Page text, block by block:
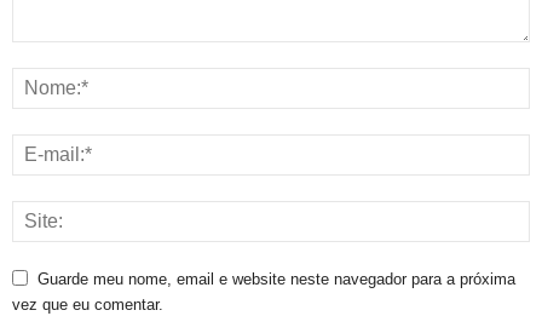
Guarde meu nome, email e website neste navegador para a próxima
vez que eu comentar.